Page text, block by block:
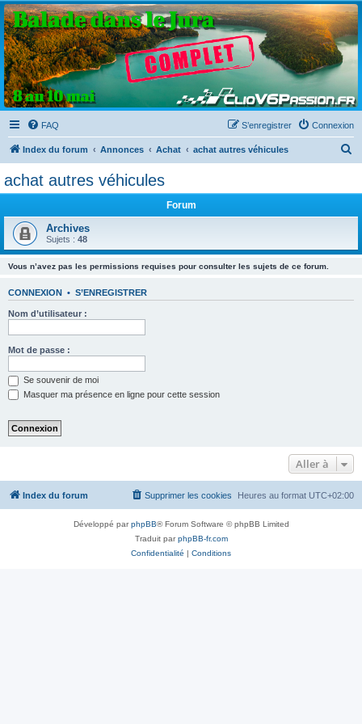
Clio V6 Passion
Le site français des passionnés de Clio V6
FAQ Connexion
S’enregistrer
Index du forum Annonces Achat achat autres véhicules
achat autres véhicules
Forum
Archives
Sujets : 48
Vous n’avez pas les permissions requises pour consulter les sujets de ce forum.
CONNEXION • S’ENREGISTRER
Nom d’utilisateur :
Mot de passe :
Se souvenir de moi
Masquer ma présence en ligne pour cette session
Aller à
Index du forum Heures au format UTC+02:00
Supprimer les cookies
Développé parphpBB® Forum Software © phpBB Limited
Traduit parphpBB-fr.com
Confidentialité | Conditions